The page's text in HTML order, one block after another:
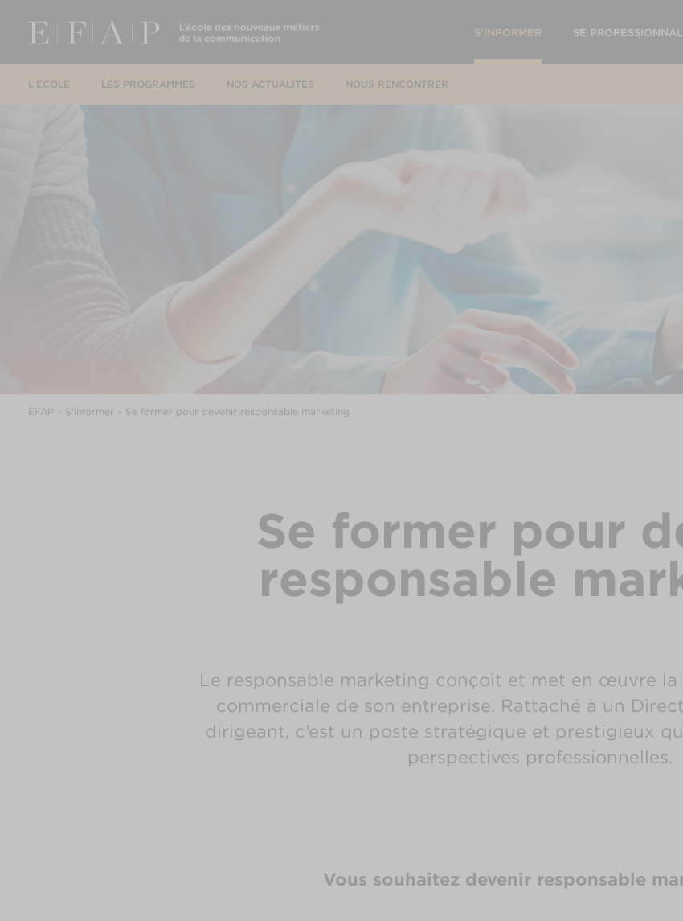
S'INFORMER SE
L'ÉCOLE LES PROGRAMMES NOS ACTUALITÉS NOUS RENCONTRER
EFAP S'informer Se former pour devenir responsable marketing
Se former pour
responsable
Le responsable marketing conçoit et met en œuvre
commerciale de son entreprise. Rattaché à un
dirigeant, c’est un poste stratégique et prestigieux
perspectives professionnelles.
Vous souhaitez devenir responsable